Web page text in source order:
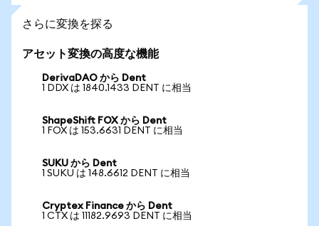
さらに変換を探る
アセット変換の高度な機能
DerivaDAO から Dent
1 DDX は 1840.1433 DENT に相当
ShapeShift FOX から Dent
1 FOX は 153.6631 DENT に相当
SUKU から Dent
1 SUKU は 148.6612 DENT に相当
Cryptex Finance から Dent
1 CTX は 11182.9693 DENT に相当